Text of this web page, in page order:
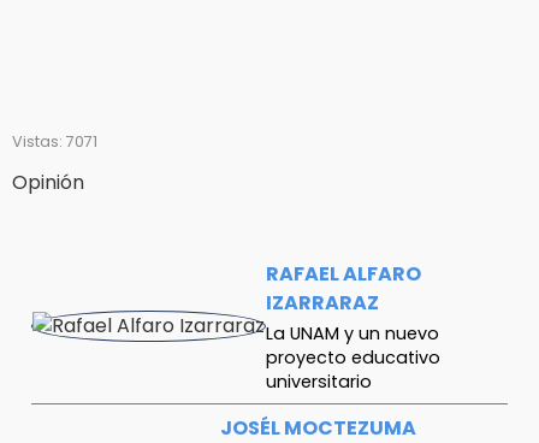
Vistas: 7071
Opinión
RAFAEL ALFARO
IZARRARAZ
La UNAM y un nuevo
proyecto educativo
universitario
JOSÉL MOCTEZUMA